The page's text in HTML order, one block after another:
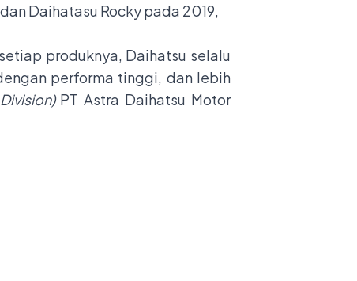
Daihatasu Rocky pada 2019,
produknya, Daihatsu selalu
performa tinggi, dan lebih
PT Astra Daihatsu Motor